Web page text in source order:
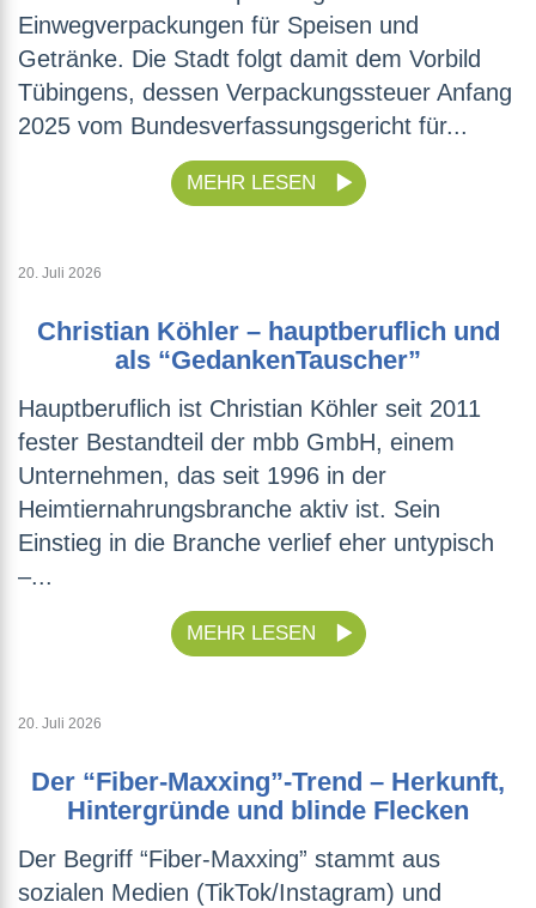
Einwegverpackungen für Speisen und
Getränke. Die Stadt folgt damit dem Vorbild
Tübingens, dessen Verpackungssteuer Anfang
2025 vom Bundesverfassungsgericht für...
MEHR LESEN
20. Juli 2026
Christian Köhler – hauptberuflich und
als “GedankenTauscher”
Hauptberuflich ist Christian Köhler seit 2011
fester Bestandteil der mbb GmbH, einem
Unternehmen, das seit 1996 in der
Heimtiernahrungsbranche aktiv ist. Sein
Einstieg in die Branche verlief eher untypisch
–...
MEHR LESEN
20. Juli 2026
Der “Fiber-Maxxing”-Trend – Herkunft,
Hintergründe und blinde Flecken
Der Begriff “Fiber-Maxxing” stammt aus
sozialen Medien (TikTok/Instagram) und